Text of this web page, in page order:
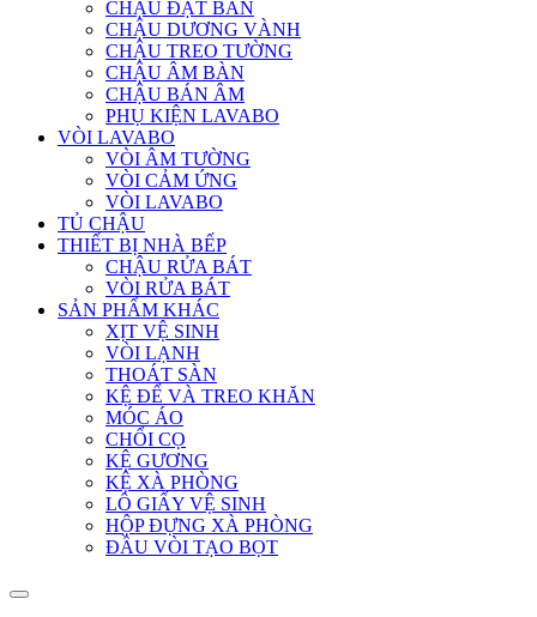
CHẬU ĐẶT BÀN
CHẬU DƯƠNG VÀNH
CHẬU TREO TƯỜNG
CHẬU ÂM BÀN
CHẬU BÁN ÂM
PHỤ KIỆN LAVABO
VÒI LAVABO
VÒI ÂM TƯỜNG
VÒI CẢM ỨNG
VÒI LAVABO
TỦ CHẬU
THIẾT BỊ NHÀ BẾP
CHẬU RỬA BÁT
VÒI RỬA BÁT
SẢN PHẨM KHÁC
XỊT VỆ SINH
VÒI LẠNH
THOÁT SÀN
KỆ ĐỂ VÀ TREO KHĂN
MÓC ÁO
CHỔI CỌ
KỆ GƯƠNG
KỆ XÀ PHÒNG
LÔ GIẤY VỆ SINH
HỘP ĐỰNG XÀ PHÒNG
ĐẦU VÒI TẠO BỌT